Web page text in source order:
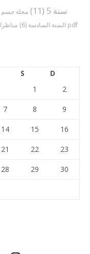
سنة 5
(11) مجلة جسم
السنة السادسة (6)
مناظرات سنة سادسة مع الإصلاح pdf
S
D
1
2
7 8 9
14 15 16
21 22 23
28 29 30